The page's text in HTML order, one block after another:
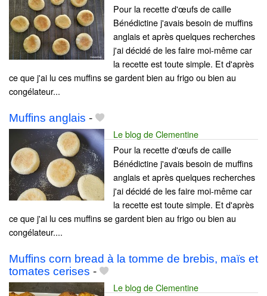
Pour la recette d'œufs de caille
Bénédictine j'avais besoin de muffins
anglais et après quelques recherches
j'ai décidé de les faire moi-même car
la recette est toute simple. Et d'après
ce que j'ai lu ces muffins se gardent bien au frigo ou bien au
congélateur...
Muffins anglais -
Le blog de Clementine
Pour la recette d'œufs de caille
Bénédictine j'avais besoin de muffins
anglais et après quelques recherches
j'ai décidé de les faire moi-même car
la recette est toute simple. Et d'après
ce que j'ai lu ces muffins se gardent bien au frigo ou bien au
congélateur....
Muffins corn bread à la tomme de brebis, maïs et
tomates cerises -
Le blog de Clementine